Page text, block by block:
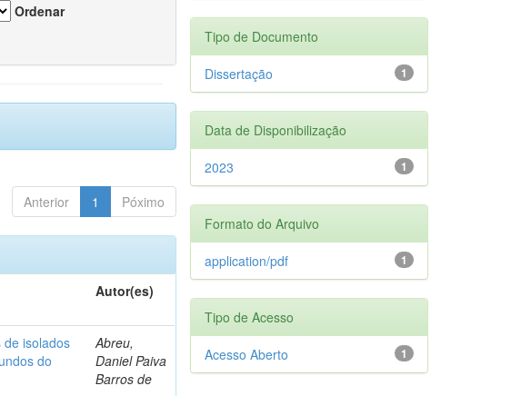
Ordenar
Anterior 1 Póximo
Autor(es)
isolados
do
Abreu,
Daniel Paiva
Barros de
Tipo de Documento
1
Dissertação
Data de Disponibilização
1
2023
Formato do Arquivo
1
application/pdf
Tipo de Acesso
1
Acesso Aberto